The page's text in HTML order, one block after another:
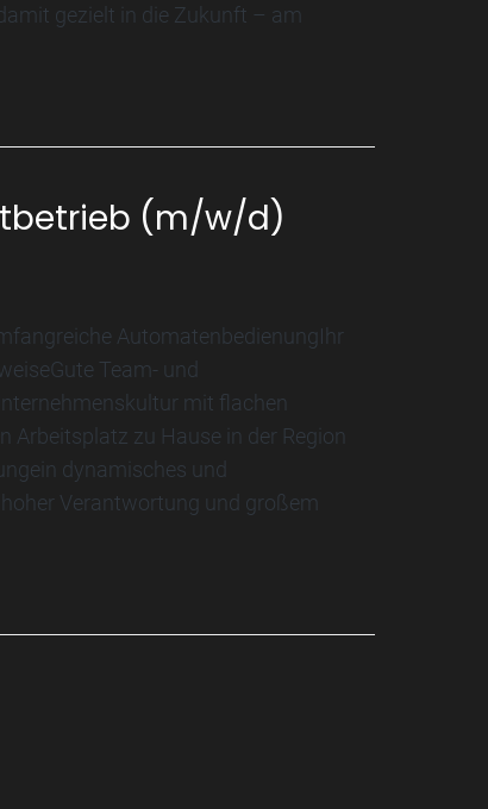
gezielt in die Zukunft – am
(m/w/d)
AutomatenbedienungIhr
Team- und
mit flachen
Arbeitsplatz zu Hause in der Region
dynamisches und
Verantwortung und großem